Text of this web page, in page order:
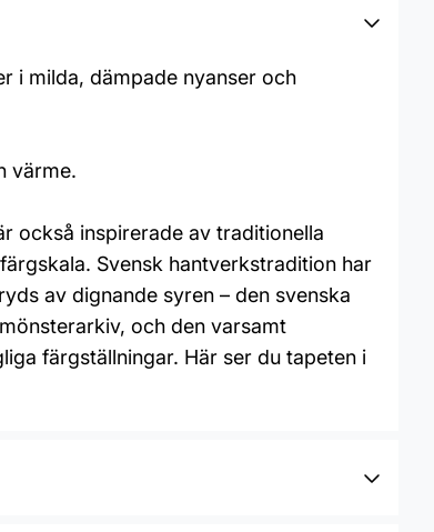
i milda, dämpade nyanser och
värme.
också inspirerade av traditionella
Svensk hantverkstradition har
av dignande syren – den svenska
och den varsamt
färgställningar. Här ser du tapeten i